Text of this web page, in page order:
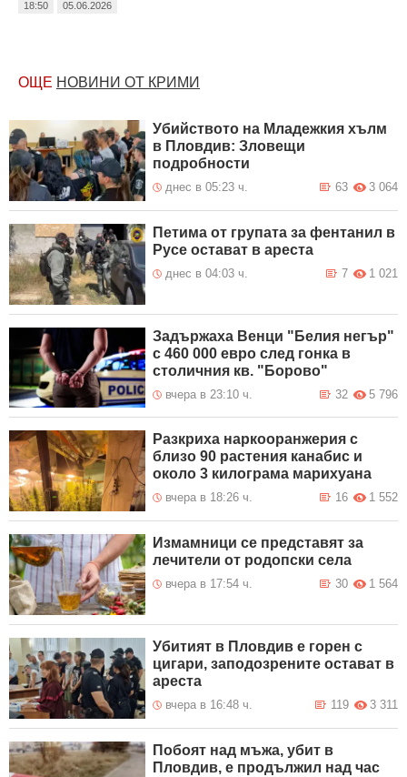
18:50 05.06.2026
ОЩЕ НОВИНИ ОТ КРИМИ
Убийството на Младежкия хълм
в Пловдив: Зловещи
подробности
днес в 05:23 ч. 3 064
63
Петима от групата за фентанил в
Русе остават в ареста
днес в 04:03 ч. 1 021
7
Задържаха Венци "Белия негър"
с 460 000 евро след гонка в
столичния кв. "Борово"
вчера в 23:10 ч. 5 796
32
Разкриха наркооранжерия с
близо 90 растения канабис и
около 3 килограма марихуана
вчера в 18:26 ч. 1 552
16
Измамници се представят за
лечители от родопски села
вчера в 17:54 ч. 1 564
30
Убитият в Пловдив е горен с
цигари, заподозрените остават в
ареста
вчера в 16:48 ч. 3 311
119
Побоят над мъжа, убит в
Пловдив, е продължил над час